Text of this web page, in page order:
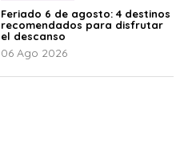
Feriado 6 de agosto: 4 destinos
recomendados para disfrutar
el descanso
06 Ago 2026